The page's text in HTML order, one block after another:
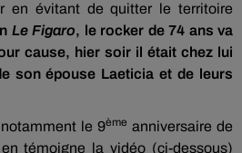
en évitant de quitter le territoire
Le Figaro, le rocker de 74 ans va
cause, hier soir il était chez lui
son épouse Laeticia et de leurs
le 9ème anniversaire de
témoigne la vidéo (ci-dessous)